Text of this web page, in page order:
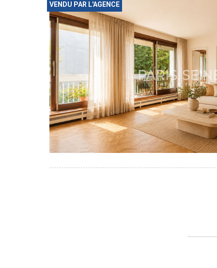
VENDU PAR L'AGENCE